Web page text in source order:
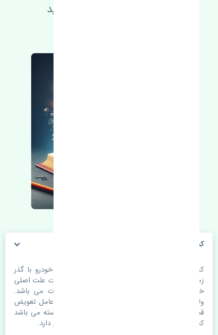
اطلاعات فنی خود را بالا ببرید
کمک فنر جلو چپ بی وای دی S6 چین
کمک فنر جلو چپ بی وای دی S6 چین. قطعات خودرو با گذر
زمان و طی مسافت مستحلک می شوند. اغلب اوقات علت اصلی
خرابی لوازم یدکی اتومبیل مستحلک شدن قطعات می باشد.
ولی دلایلی مثل تصادفات و حوادث نیز می تواند عامل تعویض
قطعات یدکی باشد. خودرو مجموعه ای به هم پیوسته می باشد
که هر قطعه روی قطعه یا قطعات دیگر تاثیر مستقیم دارد.